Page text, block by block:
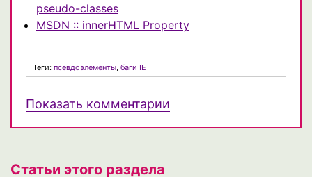
pseudo-classes
MSDN :: innerHTML Property
Теги: псевдоэлементы баги IE
Показать комментарии
Статьи этого раздела